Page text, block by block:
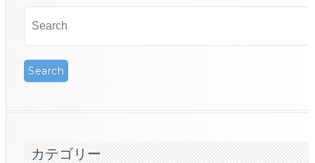
カテゴリー